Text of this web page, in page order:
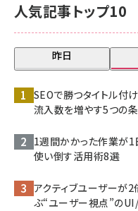
人気記事トップ10
昨日
SEOで勝つタイトル付
流入数を増やす5つの
1週間かかった作業が
使い倒す活用術8選
アクティブユーザーが2
ぶ“ユーザー視点”の